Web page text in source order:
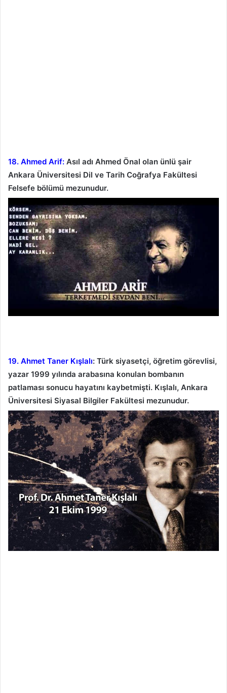
18. Ahmed Arif: Asıl adı Ahmed Önal olan ünlü şair
Ankara Üniversitesi Dil ve Tarih Coğrafya Fakültesi
Felsefe bölümü mezunudur.
19. Ahmet Taner Kışlalı: Türk siyasetçi, öğretim görevlisi,
yazar 1999 yılında arabasına konulan bombanın
patlaması sonucu hayatını kaybetmişti. Kışlalı, Ankara
Üniversitesi Siyasal Bilgiler Fakültesi mezunudur.